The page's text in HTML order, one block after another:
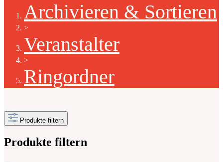
Archivieren & Sortieren
>
Veranstalter
>
Ringordner
Produkte filtern
Produkte filtern